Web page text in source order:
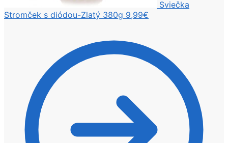
Sviečka
Stromček s diódou-Zlatý 380g 9,99€